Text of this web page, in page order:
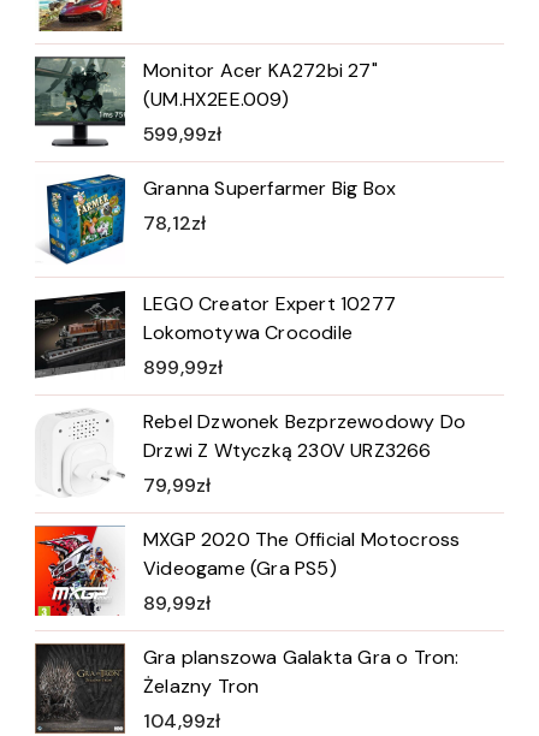
Monitor Acer KA272bi 27"
(UM.HX2EE.009)
599,99zł
Granna Superfarmer Big Box
78,12zł
LEGO Creator Expert 10277
Lokomotywa Crocodile
899,99zł
Rebel Dzwonek Bezprzewodowy Do
Drzwi Z Wtyczką 230V URZ3266
79,99zł
MXGP 2020 The Official Motocross
Videogame (Gra PS5)
89,99zł
Gra planszowa Galakta Gra o Tron:
Żelazny Tron
104,99zł